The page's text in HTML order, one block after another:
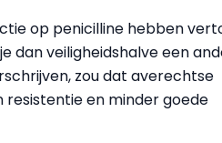
op penicilline hebben
dan veiligheidshalve een
zou dat averechtse
en minder goede